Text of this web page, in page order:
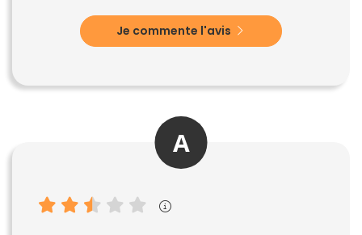
Je commente l'avis
A